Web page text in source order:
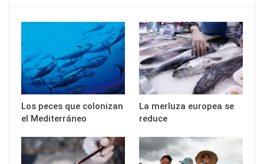
Los peces que colonizan
el Mediterráneo
La merluza europea se
reduce